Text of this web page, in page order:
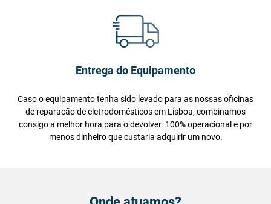
Entrega do Equipamento
Caso o equipamento tenha sido levado para as nossas oficinas
de reparação de eletrodomésticos em Lisboa, combinamos
consigo a melhor hora para o devolver. 100% operacional e por
menos dinheiro que custaria adquirir um novo.